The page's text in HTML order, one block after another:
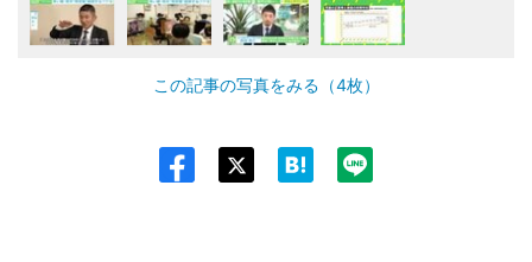
この記事の写真をみる（4枚）